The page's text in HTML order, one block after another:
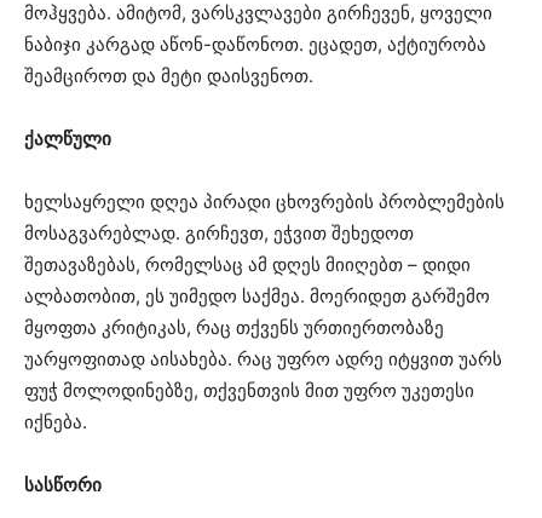
მოჰყვება. ამიტომ, ვარსკვლავები გირჩევენ, ყოველი
ნაბიჯი კარგად აწონ-დაწონოთ. ეცადეთ, აქტიურობა
შეამციროთ და მეტი დაისვენოთ.
ქალწული
ხელსაყრელი დღეა პირადი ცხოვრების პრობლემების
მოსაგვარებლად. გირჩევთ, ეჭვით შეხედოთ
შეთავაზებას, რომელსაც ამ დღეს მიიღებთ – დიდი
ალბათობით, ეს უიმედო საქმეა. მოერიდეთ გარშემო
მყოფთა კრიტიკას, რაც თქვენს ურთიერთობაზე
უარყოფითად აისახება. რაც უფრო ადრე იტყვით უარს
ფუჭ მოლოდინებზე, თქვენთვის მით უფრო უკეთესი
იქნება.
სასწორი